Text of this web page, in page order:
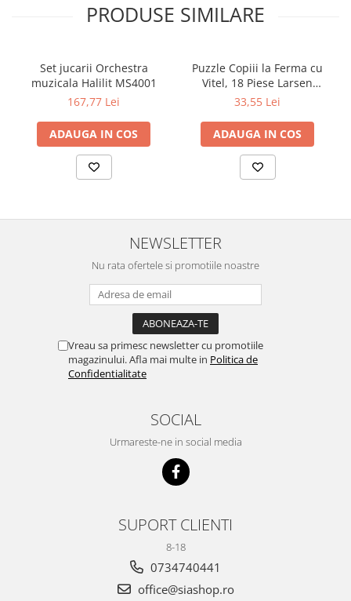
PRODUSE SIMILARE
Set jucarii Orchestra
muzicala Halilit MS4001
167,77 Lei
ADAUGA IN COS
Puzzle Copiii la Ferma cu
Vitel, 18 Piese Larsen
LRBM6
33,55 Lei
ADAUGA IN COS
NEWSLETTER
Nu rata ofertele si promotiile noastre
Vreau sa primesc newsletter cu promotiile
magazinului. Afla mai multe in Politica de
Confidentialitate
SOCIAL
Urmareste-ne in social media
SUPORT CLIENTI
8-18
0734740441
office@siashop.ro